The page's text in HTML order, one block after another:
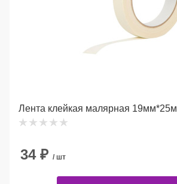
Лента клейкая малярная 19мм*25м
34₽ / шт